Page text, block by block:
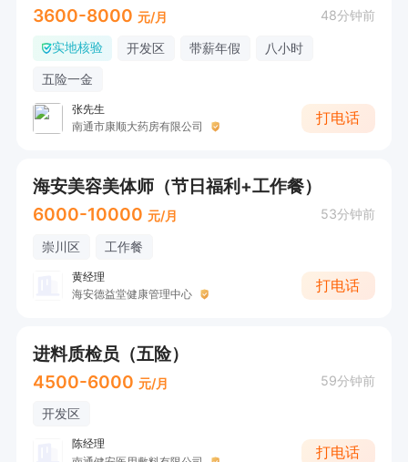
3600-8000 元/月 48分钟前
实地核验 开发区 带薪年假
八小时
五险一金
张先生
南通市康顺大药房有限公司
打电话
海安美容美体师（节日福利+工作餐）
6000-10000 元/月 53分钟前
崇川区 工作餐
黄经理
海安德益堂健康管理中心
打电话
进料质检员（五险）
4500-6000 元/月 59分钟前
开发区
陈经理
打电话